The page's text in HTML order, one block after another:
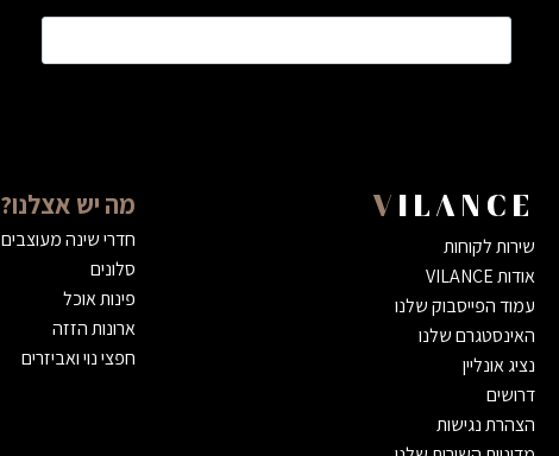
VILANCE
שירות לקוחות
אודות VILANCE
עמוד הפייסבוק שלנו
האינסטגרם שלנו
נציג אונליין
דרושים
הצהרת נגישות
מה יש אצלנו?
חדרי שינה מעוצבים
סלונים
פינות אוכל
ארונות הזזה
חפצי נוי ואביזרים